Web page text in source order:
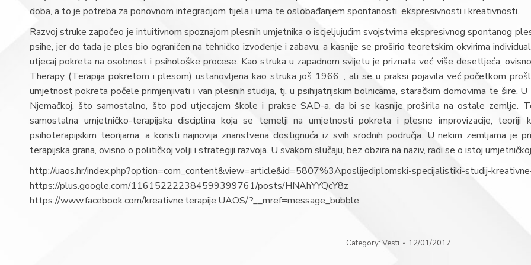
doba, a to je potreba za ponovnom integracijom tijela i uma te oslobađanjem spontanosti, ekspresivnosti i kreativnosti.
Razvoj struke započeo je intuitivnom spoznajom plesnih umjetnika o iscjeljujućim svojstvima ekspresivnog spontanog
psihe, jer do tada je ples bio ograničen na tehničko izvođenje i zabavu, a kasnije se proširio teoretskim okvirima
utjecaj pokreta na osobnost i psihološke procese. Kao struka u zapadnom svijetu je priznata već više desetljeća,
Therapy (Terapija pokretom i plesom) ustanovljena kao struka još 1966. , ali se u praksi pojavila već početkom
umjetnost pokreta počele primjenjivati i van plesnih studija, tj. u psihijatrijskim bolnicama, staračkim domovima te šire.
Njemačkoj, što samostalno, što pod utjecajem škole i prakse SAD-a, da bi se kasnije proširila na ostale zemlje.
samostalna umjetničko-terapijska disciplina koja se temelji na umjetnosti pokreta i plesne improvizacije,
psihoterapijskim teorijama, a koristi najnovija znanstvena dostignuća iz svih srodnih područja. U nekim zemljama je
terapijska grana, ovisno o političkoj volji i strategiji razvoja. U svakom slučaju, bez obzira na naziv, radi se o istoj
http://uaos.hr/index.php?option=com_content&view=article&id=5807%3Aposlijediplomski-specijalistiki-studij-
https://plus.google.com/116152222384599399761/posts/HNAhYYQcY8z
https://www.facebook.com/kreativne.terapije.UAOS/?__mref=message_bubble
Category: Vesti 12/01/2017